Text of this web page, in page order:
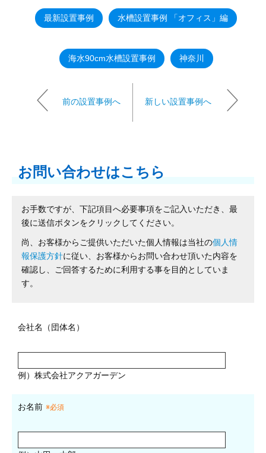
最新設置事例 水槽設置事例 「オフィス」編
海水90cm水槽設置事例 神奈川
前の設置事例へ 新しい設置事例へ
お問い合わせはこちら
お手数ですが、下記項目へ必要事項をご記入いただき、最
後に送信ボタンをクリックしてください。
尚、お客様からご提供いただいた個人情報は当社の個人情
報保護方針に従い、お客様からお問い合わせ頂いた内容を
確認し、ご回答するために利用する事を目的としていま
す。
会社名（団体名）
例）株式会社アクアガーデン
お名前 ※必須